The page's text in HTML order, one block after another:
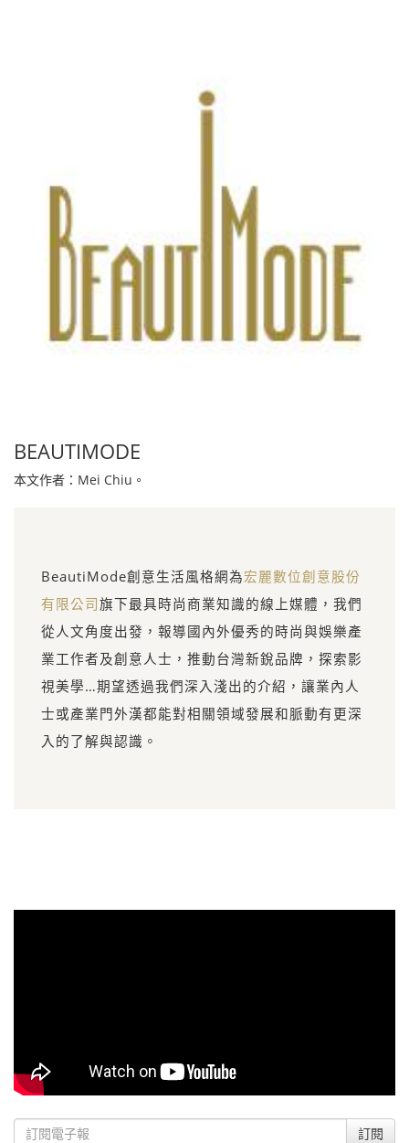
BEAUTIMODE
本文作者：Mei Chiu。
BeautiMode創意生活風格網為宏麗數位創意股份
有限公司旗下最具時尚商業知識的線上媒體，我們
從人文角度出發，報導國內外優秀的時尚與娛樂產
業工作者及創意人士，推動台灣新銳品牌，探索影
視美學…期望透過我們深入淺出的介紹，讓業內人
士或產業門外漢都能對相關領域發展和脈動有更深
入的了解與認識。
訂閱